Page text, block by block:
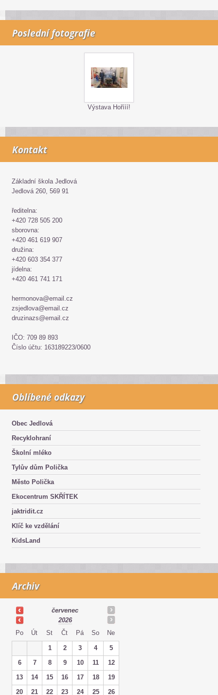
Poslední fotografie
Výstava Hořííí!
Kontakt
Základní škola Jedlová
Jedlová 260, 569 91
ředitelna:
+420 728 505 200
sborovna:
+420 461 619 907
družina:
+420 603 354 377
jídelna:
+420 461 741 171
hermonova@email.cz
zsjedlova@email.cz
druzinazs@email.cz
IČO: 709 89 893
Číslo účtu: 163189223/0600
Oblíbené odkazy
Obec Jedlová
Recyklohraní
Školní mléko
Tylův dům Polička
Město Polička
Ekocentrum SKŘÍTEK
jaktridit.cz
Klíč ke vzdělání
KidsLand
Archiv
červenec
2026
Po
Út St Čt Pá So Ne
1 2 3 4
5
6
7 8 9 10 11
12
13
14 15 16 17 18
19
20
21 22 23 24 25 26